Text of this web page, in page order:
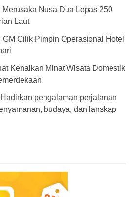
Merusaka Nusa Dua Lepas 250
Laut
GM Cilik Pimpin Operasional Hotel
Kenaikan Minat Wisata Domestik
pengalaman perjalanan
budaya, dan lanskap